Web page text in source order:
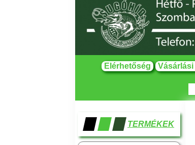
Elérhetőség
TERMÉKEK